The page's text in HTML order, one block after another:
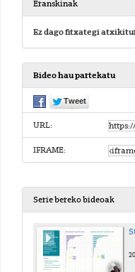
Eranskinak
Ez dago fitxategi
Bideo hau partekatu
URL:
IFRAME:
Serie bereko bideoak